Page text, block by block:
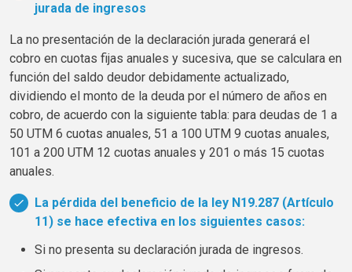
jurada de ingresos
La no presentación de la declaración jurada generará el
cobro en cuotas fijas anuales y sucesiva, que se calculara en
función del saldo deudor debidamente actualizado,
dividiendo el monto de la deuda por el número de años en
cobro, de acuerdo con la siguiente tabla: para deudas de 1 a
50 UTM 6 cuotas anuales, 51 a 100 UTM 9 cuotas anuales,
101 a 200 UTM 12 cuotas anuales y 201 o más 15 cuotas
anuales.
La pérdida del beneficio de la ley N19.287 (Artículo
11) se hace efectiva en los siguientes casos:
Si no presenta su declaración jurada de ingresos.